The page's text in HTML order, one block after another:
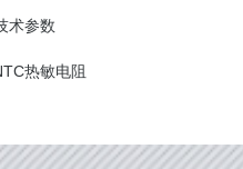
术参数
热敏电阻